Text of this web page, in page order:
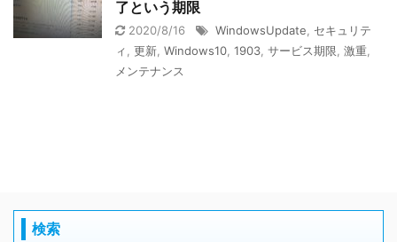
了という期限
2020/8/16 WindowsUpdate
セキュリテ
ィ
更新 Windows10 1903 サービス期限 激重
メンテナンス
検索